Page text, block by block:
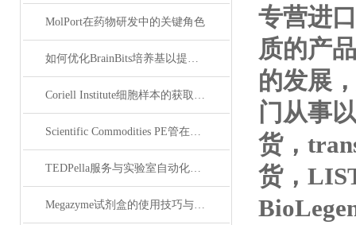
MolPort在药物研发中的关键角色
如何优化BrainBits培养基以提高实验效果？
Coriell Institute细胞样本的获取与应用指南
Scientific Commodities PE管在环保实验中的作用
TEDPella服务与实验室自动化设备的整合
Megazyme试剂盒的使用技巧与实验优化方法
专营进
质的产
的发展
门从事
货，
货，